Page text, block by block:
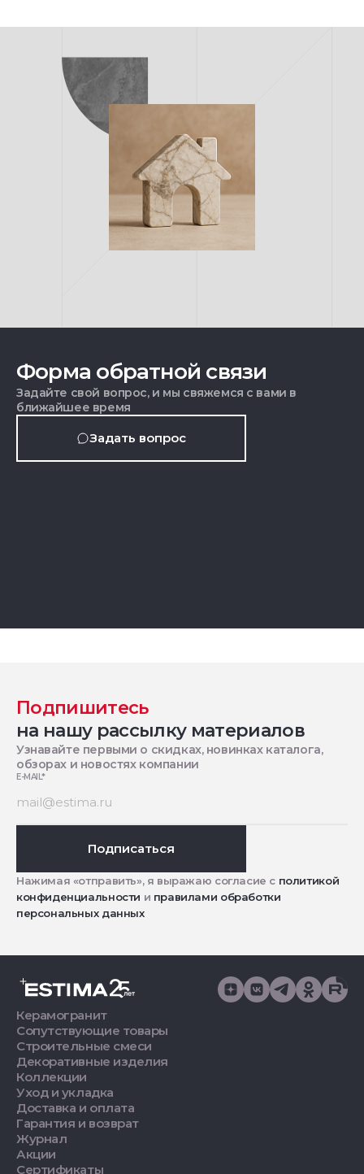
Форма обратной связи
Задайте свой вопрос, и мы свяжемся с вами в
ближайшее время
Задать вопрос
Подпишитесь
на нашу рассылку материалов
Узнавайте первыми о скидках, новинках каталога,
обзорах и новостях компании
E-MAIL*
Подписаться
Нажимая «отправить», я выражаю согласие с политикой
конфиденциальности и правилами обработки
персональных данных
Керамогранит
Сопутствующие товары
Строительные смеси
Декоративные изделия
Коллекции
Уход и укладка
Доставка и оплата
Гарантия и возврат
Журнал
Акции
Сертификаты